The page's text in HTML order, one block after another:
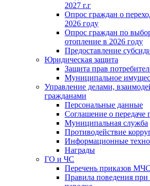
2027 г.г
Опрос граждан о
2026 году
Опрос граждан по
отопление в 2026 году
Предоставление
Юридическая защита
Защита прав
Муниципальное
Управление делами,
гражданами
Персональные данные
Соглашение о передаче
Муниципальная служба
Противодействие
Информационные
Награды
ГО и ЧС
Перечень приказов
Правила поведения